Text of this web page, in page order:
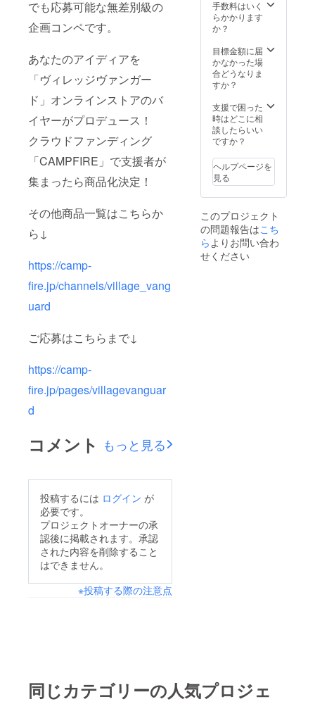
でも応募可能な無差別級の
企画コンペです。
あなたのアイディアを
「ヴィレッジヴァンガー
ド」オンラインストアのバ
イヤーがプロデュース！
クラウドファンディング
「CAMPFIRE」で⽀援者が
集まったら商品化決定！
その他商品一覧はこちらか
ら↓
https://camp-
fire.jp/channels/village_vang
uard
ご応募はこちらまで↓
https://camp-
fire.jp/pages/villagevanguar
d
コメント もっと見る
投稿するには ログイン が
必要です。
プロジェクトオーナーの承
認後に掲載されます。承認
された内容を削除すること
はできません。
※投稿する際の注意点
手数料はいく
らかかります
か？
目標金額に届
かなかった場
合どうなりま
すか？
支援で困った
時はどこに相
談したらいい
ですか？
ヘルプページを
見る
このプロジェクト
の問題報告はこち
らよりお問い合わ
せください
同じカテゴリーの人気プロジェ